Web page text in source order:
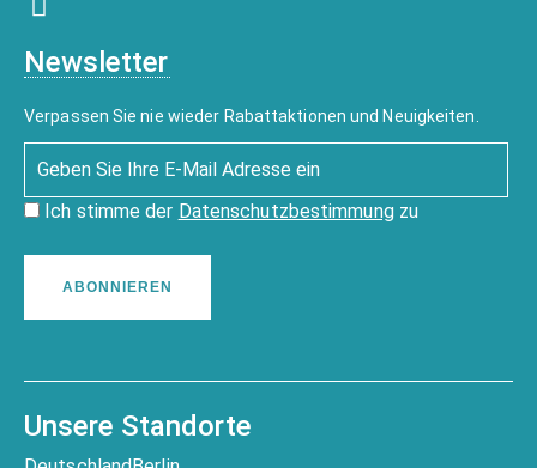
Newsletter
Verpassen Sie nie wieder Rabattaktionen und Neuigkeiten.
Ich stimme der Datenschutzbestimmungzu
ABONNIEREN
Unsere Standorte